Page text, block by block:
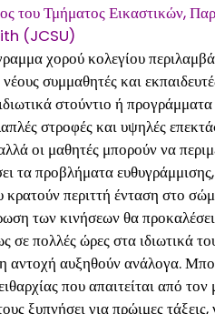
Τμήματος Εικαστικών,
(JCSU)
χορού κολεγίου
συμμαθητές και
στούντιο ή
στροφές και υψηλές
οι μαθητές μπορούν να
τα προβλήματα
κρατούν περιττή ένταση στο
των κινήσεων θα
πολλές ώρες στα ιδιωτικά
αντοχή αυξηθούν ανάλογα.
που απαιτείται από
ξυπνήσει για πρώιμες τάξεις,